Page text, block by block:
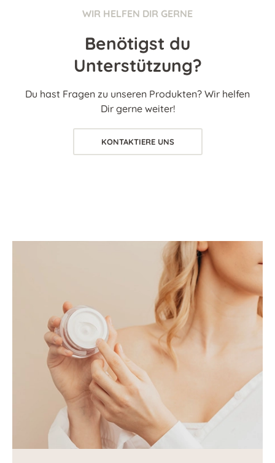
WIR HELFEN DIR GERNE
Benötigst du
Unterstützung?
Du hast Fragen zu unseren Produkten? Wir helfen
Dir gerne weiter!
KONTAKTIERE UNS